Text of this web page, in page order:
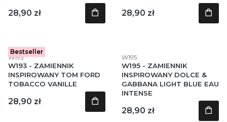
Cena
28,90 zł Cena
28,90 zł
Bestseller
Kod produktu
W193
W193 - ZAMIENNIK
INSPIROWANY TOM FORD
TOBACCO VANILLE
Cena
28,90 zł
Kod produktu
W195
W195 - ZAMIENNIK
INSPIROWANY DOLCE &
GABBANA LIGHT BLUE EAU
INTENSE
Cena
28,90 zł